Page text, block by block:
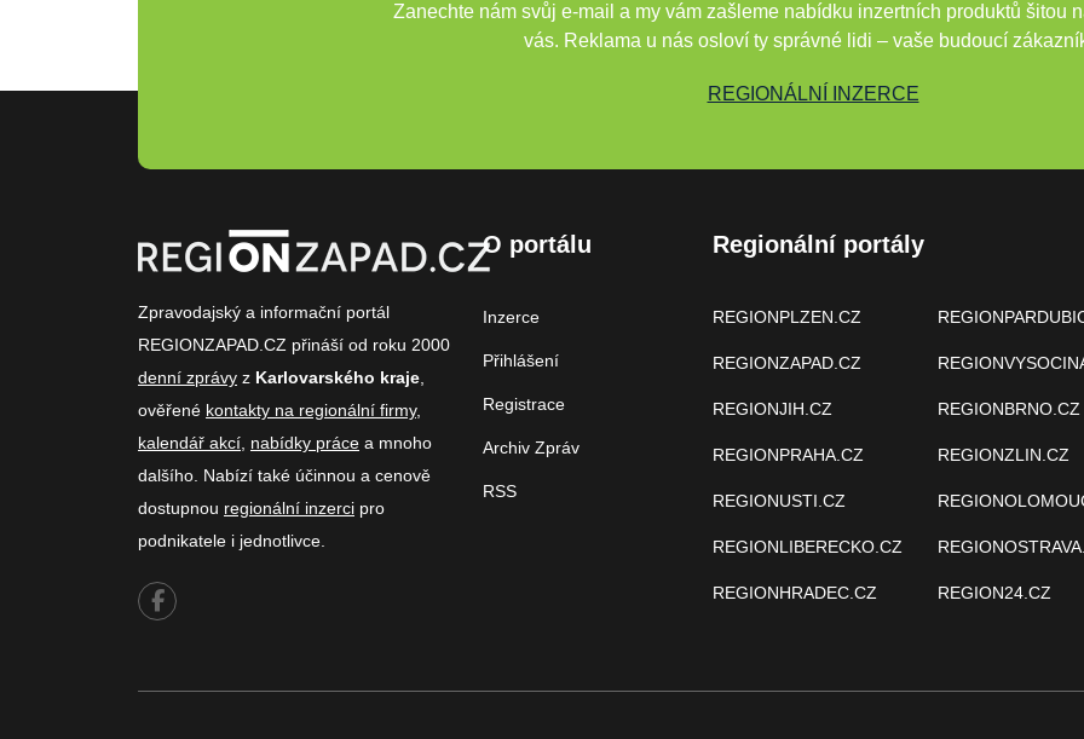
Zanechte nám svůj e-mail a my vám zašleme nabídku inzertních produktů šitou
vás. Reklama u nás osloví ty správné lidi – vaše budoucí
REGIONÁLNÍ INZERCE
Zpravodajský a informační portál
REGIONZAPAD.CZ přináší od roku 2000
denní zprávy z Karlovarského kraje
ověřené kontakty na regionální firmy,
kalendář akcí nabídky práce a mnoho
dalšího. Nabízí také účinnou a cenově
dostupnou regionální inzerci pro
podnikatele i jednotlivce.
O portálu
Inzerce
Přihlášení
Registrace
Archiv Zpráv
RSS
Regionální portály
REGIONPLZEN.CZ
REGIONZAPAD.CZ
REGIONJIH.CZ
REGIONPRAHA.CZ
REGIONUSTI.CZ
REGIONLIBERECKO.CZ
REGIONHRADEC.CZ
REGIONBRNO.CZ
REGIONZLIN.CZ
REGION24.CZ